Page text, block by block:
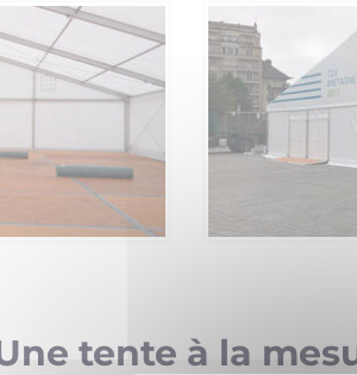
tente à la